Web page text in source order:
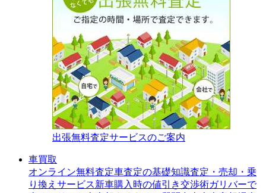
出張無料査定サービスのご案内
車買取
オンライン無料査定車査定の基礎知識査定・売却・乗
り換えサービス新車購入時の値引き交渉術ガリバーで